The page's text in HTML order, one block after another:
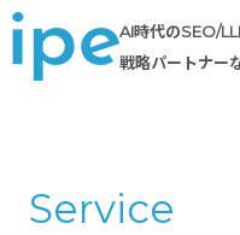
Skip
AI時代のSEO/
戦略パートナー
Service